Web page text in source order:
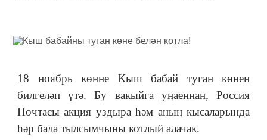
18 ноябрь көнне Кыш бабай туган көнен
билгеләп үтә. Бу вакыйга уңаеннан, Россия
Почтасы акция уздыра һәм аның кысаларында
һәр бала тылсымчыны котлый алачак.